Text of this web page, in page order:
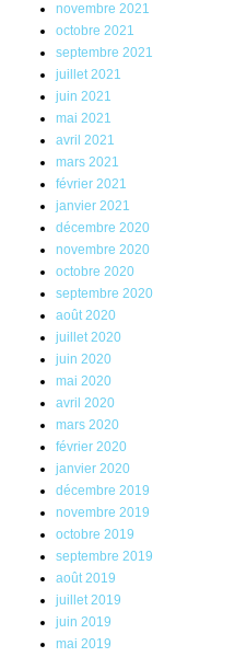
novembre 2021
octobre 2021
septembre 2021
juillet 2021
juin 2021
mai 2021
avril 2021
mars 2021
février 2021
janvier 2021
décembre 2020
novembre 2020
octobre 2020
septembre 2020
août 2020
juillet 2020
juin 2020
mai 2020
avril 2020
mars 2020
février 2020
janvier 2020
décembre 2019
novembre 2019
octobre 2019
septembre 2019
août 2019
juillet 2019
juin 2019
mai 2019